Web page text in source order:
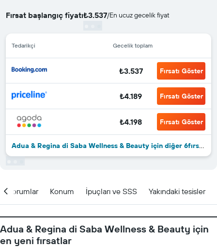
Fırsat başlangıç fiyatı₺3.537/En ucuz gecelik fiyat
Tedarikçi Gecelik toplam
₺3.537 Fırsatı Göster
₺4.189 Fırsatı Göster
₺4.198 Fırsatı Göster
Adua & Regina di Saba Wellness & Beauty için diğer 6fırsat
Yorumlar Konum İpuçları ve SSS Yakındaki tesisler
Adua & Regina di Saba Wellness & Beauty için
en yeni fırsatlar